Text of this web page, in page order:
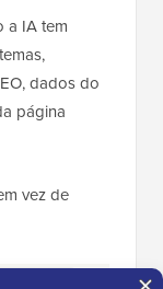
a IA tem
dados do
página
vez de